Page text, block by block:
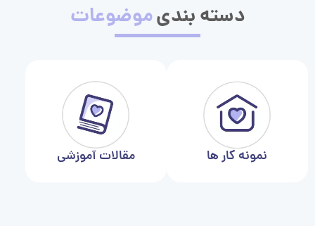
دسته بندیموضوعات
نمونه کار ها مقالات آموزشی